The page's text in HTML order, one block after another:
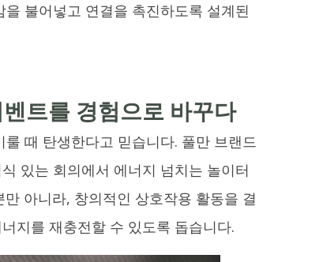
불어넣고 연결을 촉진하도록 설계된
트를 경험으로 바꾸다
때 탄생한다고 믿습니다. 풀만 브랜드
있는 회의에서 에너지 넘치는 놀이터
아니라, 창의적인 상호작용 활동을 결
지를 재충전할 수 있도록 돕습니다.